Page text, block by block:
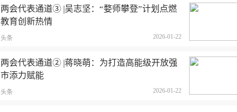
两会代表通道③ |吴志坚：“婺师攀登”计划点燃
教育创新热情
头条 2026-01-22
两会代表通道② |蒋晓萌：为打造高能级开放强
市添力赋能
头条 2026-01-22